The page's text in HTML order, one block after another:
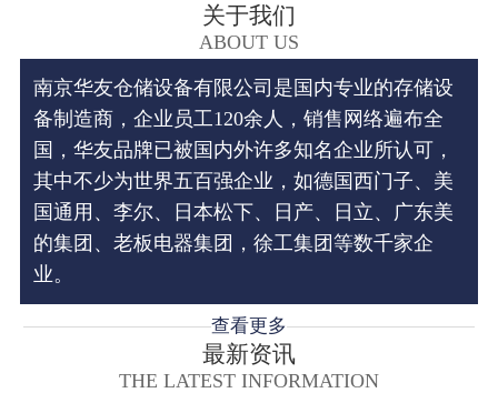
关于我们
ABOUT US
南京华友仓储设备有限公司是国内专业的存储设
备制造商，企业员工120余人，销售网络遍布全
国，华友品牌已被国内外许多知名企业所认可，
其中不少为世界五百强企业，如德国西门子、美
国通用、李尔、日本松下、日产、日立、广东美
的集团、老板电器集团，徐工集团等数千家企
业。
查看更多
最新资讯
THE LATEST INFORMATION